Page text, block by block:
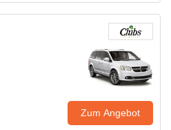
Zum Angebot